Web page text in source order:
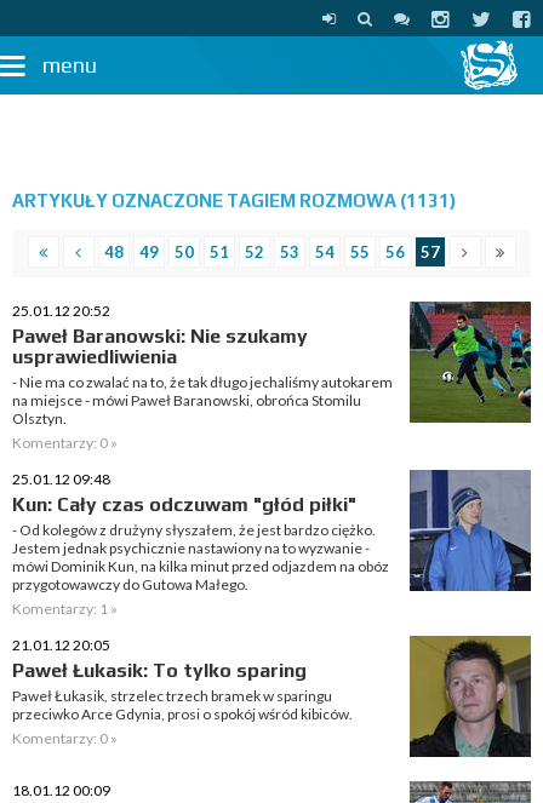
menu
ARTYKUŁY OZNACZONE TAGIEM ROZMOWA (1131)
48 49 50 51 52 53 54 55 56 57
25.01.12 20:52
Paweł Baranowski: Nie szukamy
usprawiedliwienia
- Nie ma co zwalać na to, że tak długo jechaliśmy autokarem
na miejsce - mówi Paweł Baranowski, obrońca Stomilu
Olsztyn.
Komentarzy: 0 »
25.01.12 09:48
Kun: Cały czas odczuwam "głód piłki"
- Od kolegów z drużyny słyszałem, że jest bardzo ciężko.
Jestem jednak psychicznie nastawiony na to wyzwanie -
mówi Dominik Kun, na kilka minut przed odjazdem na obóz
przygotowawczy do Gutowa Małego.
Komentarzy: 1 »
21.01.12 20:05
Paweł Łukasik: To tylko sparing
Paweł Łukasik, strzelec trzech bramek w sparingu
przeciwko Arce Gdynia, prosi o spokój wśród kibiców.
Komentarzy: 0 »
18.01.12 00:09